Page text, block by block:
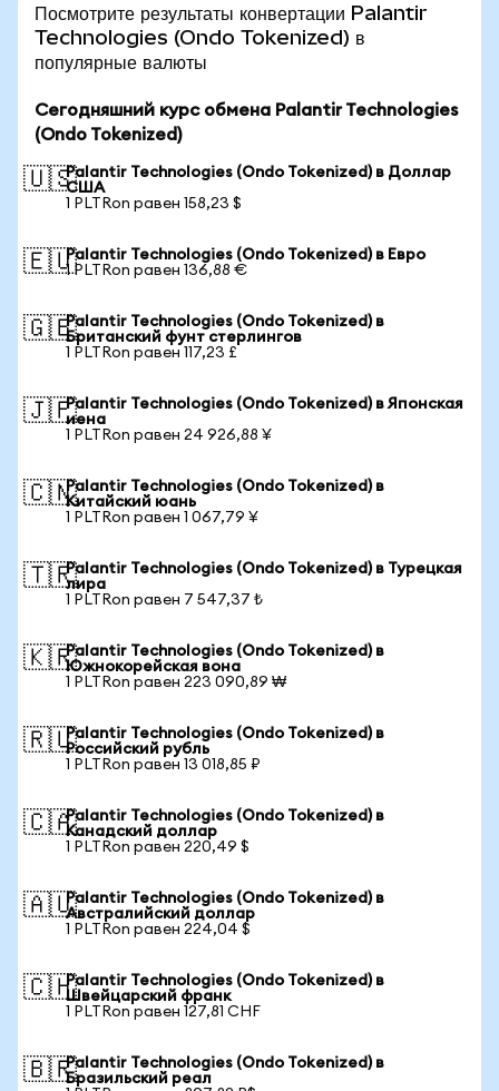
Посмотрите результаты конвертации Palantir
Technologies (Ondo Tokenized) в
популярные валюты
Сегодняшний курс обмена Palantir Technologies
(Ondo Tokenized)
🇺🇸Palantir Technologies (Ondo Tokenized) в Доллар
США
1 PLTRon равен 158,23 $
🇪🇺Palantir Technologies (Ondo Tokenized) в Евро
1 PLTRon равен 136,88 €
🇬🇧Palantir Technologies (Ondo Tokenized) в
Британский фунт стерлингов
1 PLTRon равен 117,23 £
🇯🇵Palantir Technologies (Ondo Tokenized) в Японская
иена
1 PLTRon равен 24 926,88 ¥
🇨🇳Palantir Technologies (Ondo Tokenized) в
Китайский юань
1 PLTRon равен 1 067,79 ¥
🇹🇷Palantir Technologies (Ondo Tokenized) в Турецкая
лира
1 PLTRon равен 7 547,37 ₺
🇰🇷Palantir Technologies (Ondo Tokenized) в
Южнокорейская вона
1 PLTRon равен 223 090,89 ₩
🇷🇺Palantir Technologies (Ondo Tokenized) в
Российский рубль
1 PLTRon равен 13 018,85 ₽
🇨🇦Palantir Technologies (Ondo Tokenized) в
Канадский доллар
1 PLTRon равен 220,49 $
🇦🇺Palantir Technologies (Ondo Tokenized) в
Австралийский доллар
1 PLTRon равен 224,04 $
🇨🇭Palantir Technologies (Ondo Tokenized) в
Швейцарский франк
1 PLTRon равен 127,81 CHF
🇧🇷Palantir Technologies (Ondo Tokenized) в
Бразильский реал